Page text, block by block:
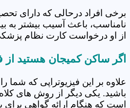
برخی افراد درحالی که دارای
نامناسب، باعث آسیب بیشتر به
از او درخواست کارت نظام
اگر ساکن کمیجان هستید از
علاوه بر این فیزیوتراپی که شما
باشید. یکی دیگر از روش های
است که هنگام ارائه گواهی برای